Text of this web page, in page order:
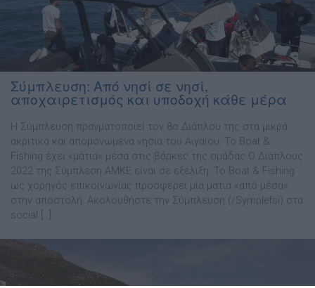
Σύμπλευση: Από νησί σε νησί,
αποχαιρετισμός και υποδοχή κάθε μέρα
Η Σύμπλευση πραγματοποιεί τον 8ο Διάπλου της στα μικρά
ακριτικά και απομονωμένα νησιά του Αιγαίου. Το Boat &
Fishing έχει «μάτια» μέσα στις βάρκες της ομάδας Ο Διάπλους
2022 της Σύμπλεση ΑΜΚΕ είναι σε εξέλιξη. Το Boat & Fishing
ως χορηγός επικοινωνίας προσφέρει μία ματιά «από μέσα»
στην αποστολή. Ακολουθήστε την Σύμπλευση (/Symplefsi) στα
social […]